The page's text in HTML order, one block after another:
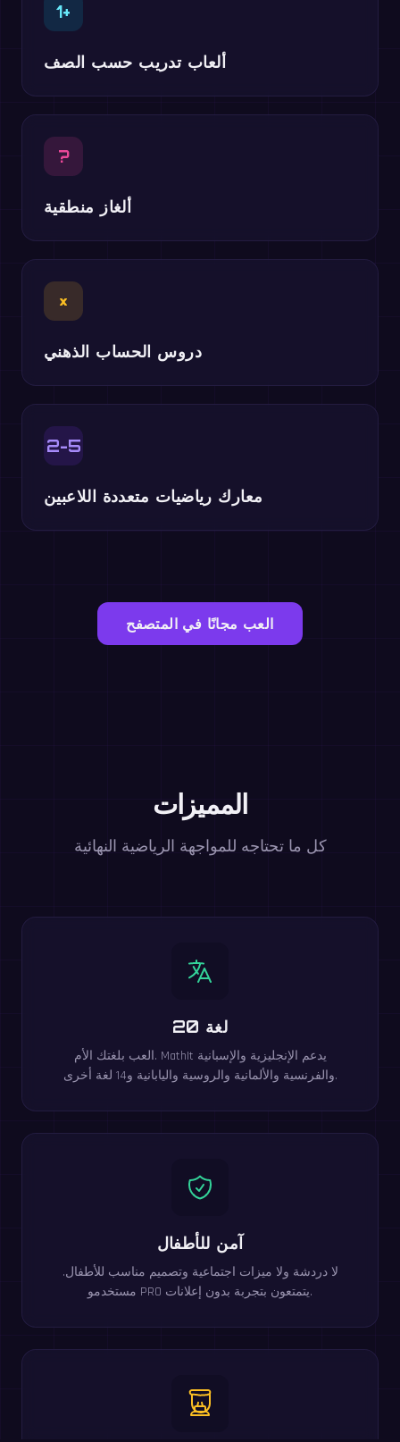
1+
ألعاب تدريب حسب الصف
?
ألغاز منطقية
×
دروس الحساب الذهني
2-5
معارك رياضيات متعددة اللاعبين
العب مجانًا في المتصفح
المميزات
كل ما تحتاجه للمواجهة الرياضية النهائية
20 لغة
العب بلغتك الأم. MathIt يدعم الإنجليزية والإسبانية
والفرنسية والألمانية والروسية واليابانية و14 لغة أخرى.
آمن للأطفال
لا دردشة ولا ميزات اجتماعية وتصميم مناسب للأطفال.
مستخدمو PRO يتمتعون بتجربة بدون إعلانات.